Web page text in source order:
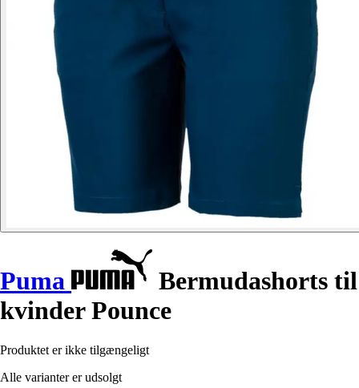
Puma
Bermudashorts til
kvinder Pounce
Produktet er ikke tilgængeligt
Alle varianter er udsolgt